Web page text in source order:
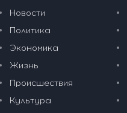
Новости
Политика
Экономика
Жизнь
Происшествия
Культура